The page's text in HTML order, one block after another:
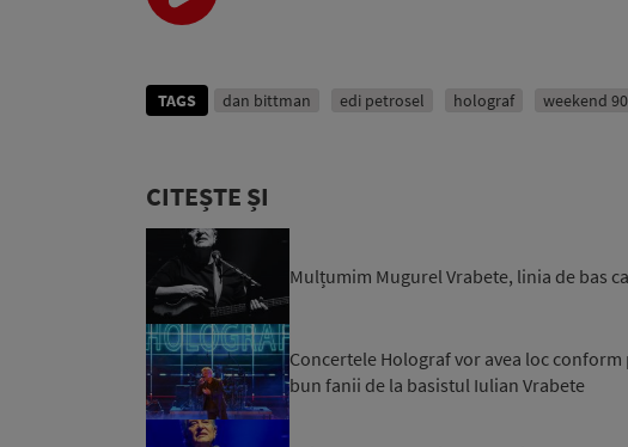
Player
TAGS dan bittman edi petrosel holograf weekend 90
CITEȘTE ȘI
Mulțumim Mugurel Vrabete, linia de bas
Concertele Holograf vor avea loc
bun fanii de la basistul Iulian Vrabete